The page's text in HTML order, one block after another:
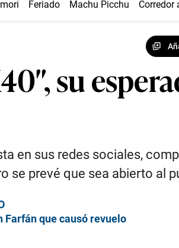
Feriado Machu Picchu Corredor
su
en sus redes sociales,
se prevé que sea abierto al
Farfán que causó revuelo